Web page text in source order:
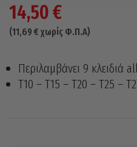
14,50€
(11,69 € χωρίς Φ.Π.Α)
Περιλαμβάνει 9 κλειδιά
Τ10 – Τ15 – Τ20 – Τ25 –